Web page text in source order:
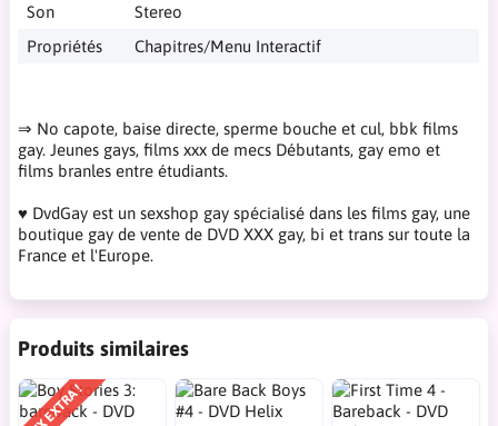
Son
Stereo
Propriétés
Chapitres/Menu Interactif
⇒ No capote, baise directe, sperme bouche et cul, bbk films
gay. Jeunes gays, films xxx de mecs Débutants, gay emo et
films branles entre étudiants.
♥ DvdGay est un sexshop gay spécialisé dans les films gay, une
boutique gay de vente de DVD XXX gay, bi et trans sur toute la
France et l'Europe.
Produits similaires